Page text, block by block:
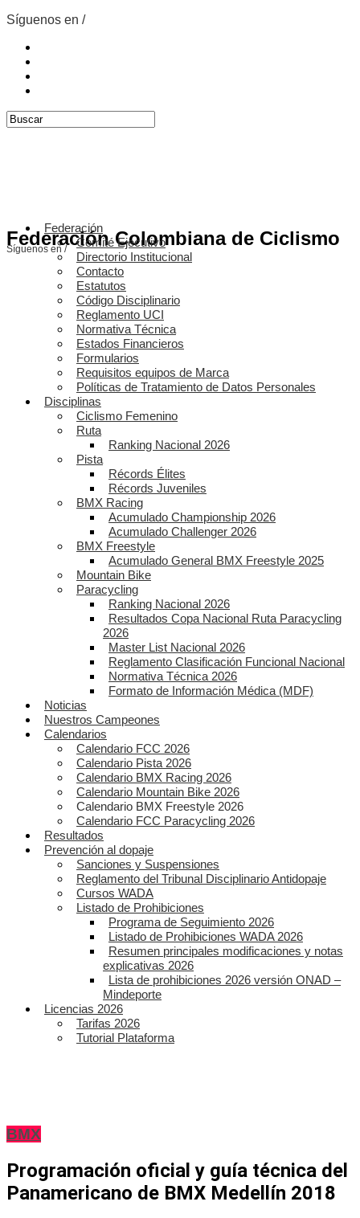
Síguenos en /
Federación Colombiana de Ciclismo
Síguenos en /
Federación
Comité Ejecutivo
Directorio Institucional
Contacto
Estatutos
Código Disciplinario
Reglamento UCI
Normativa Técnica
Estados Financieros
Formularios
Requisitos equipos de Marca
Políticas de Tratamiento de Datos Personales
Disciplinas
Ciclismo Femenino
Ruta
Ranking Nacional 2026
Pista
Récords Élites
Récords Juveniles
BMX Racing
Acumulado Championship 2026
Acumulado Challenger 2026
BMX Freestyle
Acumulado General BMX Freestyle 2025
Mountain Bike
Paracycling
Ranking Nacional 2026
Resultados Copa Nacional Ruta Paracycling
2026
Master List Nacional 2026
Reglamento Clasificación Funcional Nacional
Normativa Técnica 2026
Formato de Información Médica (MDF)
Noticias
Nuestros Campeones
Calendarios
Calendario FCC 2026
Calendario Pista 2026
Calendario BMX Racing 2026
Calendario Mountain Bike 2026
Calendario BMX Freestyle 2026
Calendario FCC Paracycling 2026
Resultados
Prevención al dopaje
Sanciones y Suspensiones
Reglamento del Tribunal Disciplinario Antidopaje
Cursos WADA
Listado de Prohibiciones
Programa de Seguimiento 2026
Listado de Prohibiciones WADA 2026
Resumen principales modificaciones y notas
explicativas 2026
Lista de prohibiciones 2026 versión ONAD –
Mindeporte
Licencias 2026
Tarifas 2026
Tutorial Plataforma
BMX
Programación oficial y guía técnica del
Panamericano de BMX Medellín 2018